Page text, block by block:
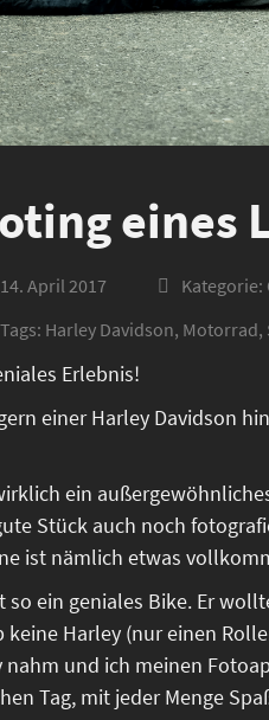
eines
14. April 2017 Kategorie:
Tags: Harley Davidson, Motorrad,
Erlebnis!
einer Harley Davidson
ein
Stück auch noch
ist nämlich etwas
so ein geniales Bike. Er
Harley (nur einen
nahm und ich meinen
Tag, mit jeder Menge